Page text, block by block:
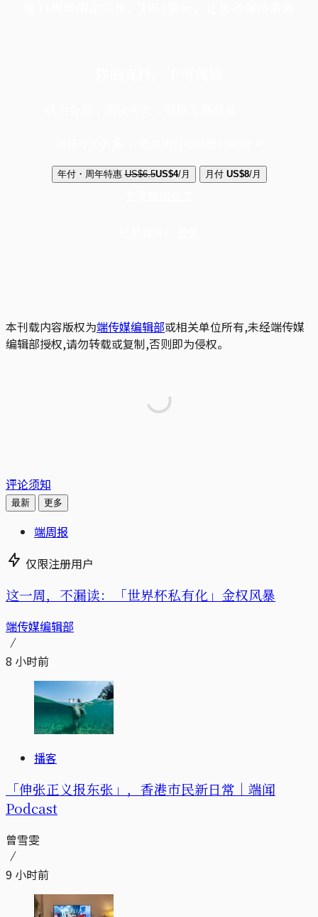
年付・周年特惠 US$6.5US$4/月 月付 US$8/月
本刊载内容版权为端传媒编辑部或相关单位所有,未经端传媒
编辑部授权,请勿转载或复制,否则即为侵权。
评论须知
最新 更多
端周报
仅限注册用户
这一周，不漏读：「世界杯私有化」金权风暴
端传媒编辑部
8 小时前
播客
「伸张正义报东张」，香港市民新日常｜端闻
Podcast
曾雪雯
9 小时前